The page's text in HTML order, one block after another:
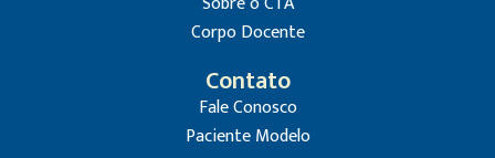
Corpo Docente
Contato
Fale Conosco
Paciente Modelo